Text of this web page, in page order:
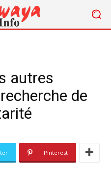
autres
de
Pinterest